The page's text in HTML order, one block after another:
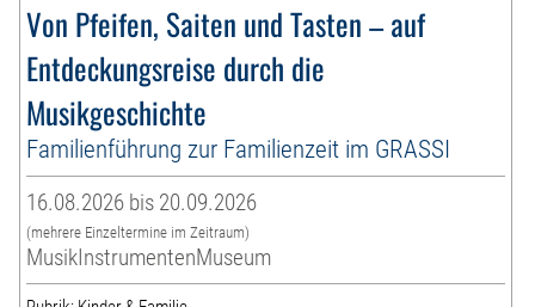
Von Pfeifen, Saiten und Tasten – auf
Entdeckungsreise durch die
Musikgeschichte
Familienführung zur Familienzeit im GRASSI
16.08.2026 bis 20.09.2026
(mehrere Einzeltermine im Zeitraum)
MusikInstrumentenMuseum